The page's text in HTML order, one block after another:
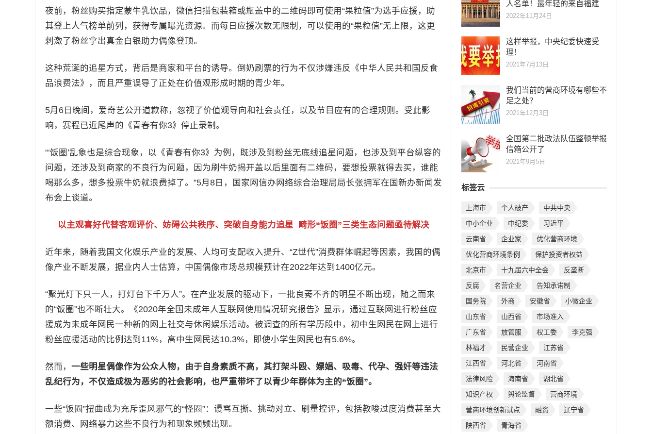
夜前，粉丝购买指定蒙牛乳饮品，微信扫描包装箱或瓶盖中的二维码即可使用“果粒值”为选手应援，助
其登上人气榜单前列，获得专属曝光资源。而每日应援次数无限制，可以使用的“果粒值”无上限，这更
刺激了粉丝拿出真金白银助力偶像登顶。
这种荒诞的追星方式，背后是商家和平台的诱导。倒奶刷票的行为不仅涉嫌违反《中华人民共和国反食
品浪费法》，而且严重误导了正处在价值观形成时期的青少年。
5月6日晚间，爱奇艺公开道歉称，忽视了价值观导向和社会责任，以及节目应有的合理规则。受此影
响，赛程已近尾声的《青春有你3》停止录制。
“‘饭圈’乱象也是综合现象，以《青春有你3》为例，既涉及到粉丝无底线追星问题，也涉及到平台纵容的
问题，还涉及到商家的不良行为问题，因为刷牛奶揭开盖以后里面有二维码，要想投票就得去买，谁能
喝那么多，想多投票牛奶就浪费掉了。”5月8日，国家网信办网络综合治理局局长张拥军在国新办新闻发
布会上谈道。
以主观喜好代替客观评价、妨碍公共秩序、突破自身能力追星 畸形“饭圈”三类生态问题亟待解决
近年来，随着我国文化娱乐产业的发展、人均可支配收入提升、“Z世代”消费群体崛起等因素，我国的偶
像产业不断发展，据业内人士估算，中国偶像市场总规模预计在2022年达到1400亿元。
“聚光灯下只一人，打灯台下千万人”。在产业发展的驱动下，一批良莠不齐的明星不断出现，随之而来
的“饭圈”也不断壮大。《2020年全国未成年人互联网使用情况研究报告》显示，通过互联网进行粉丝应
援成为未成年网民一种新的网上社交与休闲娱乐活动。被调查的所有学历段中，初中生网民在网上进行
粉丝应援活动的比例达到11%，高中生网民达10.3%，即使小学生网民也有5.6%。
然而， 一些明星偶像作为公众人物，由于自身素质不高，其打架斗殴、嫖娼、吸毒、代孕、强奸等违法
乱纪行为，不仅造成极为恶劣的社会影响，也严重带坏了以青少年群体为主的“饭圈”。
一些“饭圈”扭曲成为充斥歪风邪气的“怪圈”：谩骂互撕、挑动对立、刷量控评，包括教唆过度消费甚至大
额消费、网络暴力这些不良行为和现象频频出现。
人名单！最年轻的来自福建
2022年11月24日
这样举报，中央纪委快速受
理！
2021年7月13日
我们当前的营商环境有哪些不
足之处？
2021年12月3日
全国第二批政法队伍整顿举报
信箱公开了
2021年9月5日
标签云
上海市 个人破产
中共中央
中小企业
中纪委
习近平
云南省
企业家
优化营商环境
优化营商环境条例
保护投资者权益
北京市
十九届六中全会
反垄断
反腐
名营企业
告知承诺制
国务院
外商 安徽省
小微企业
山东省
山西省
市场准入
广东省
放管服 权工委
李克强
林福才
民营企业
江苏省
江西省
河北省
河南省
法律风险
海南省
湖北省
知识产权
舆论监督
营商环境
营商环境创新试点
融资
辽宁省
陕西省
青海省